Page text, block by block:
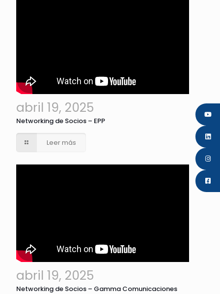
abril 19, 2025
Networking de Socios – EPP
Leer más
abril 19, 2025
Networking de Socios – Gamma Comunicaciones